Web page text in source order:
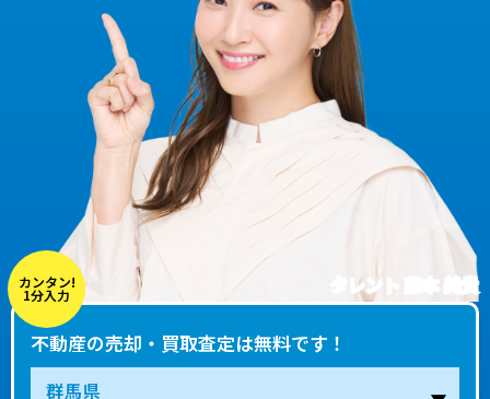
タレント 藤本 美貴
カンタン!
1分入力
不動産の売却・買取査定は無料です！